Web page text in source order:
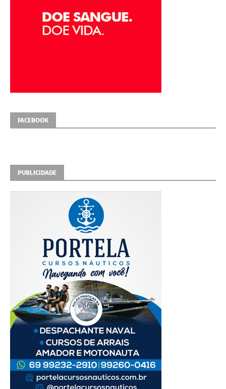
FACEBOOK
PUBLICIDADE